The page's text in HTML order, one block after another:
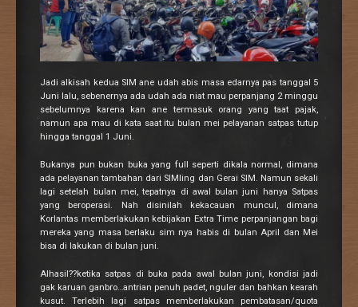
Jadi alkisah kedua SIM ane udah abis masa edarnya pas tanggal 5
Juni lalu, sebenernya ada udah ada niat mau perpanjang 2 minggu
sebelumnya karena kan ane termasuk orang yang taat pajak,
namun apa mau di kata saat itu bulan mei pelayanan satpas tutup
hingga tanggal 1 Juni.
Bukanya pun bukan buka yang full seperti dikala normal, dimana
ada pelayanan tambahan dari SIMling dan Gerai SIM. Namun sekali
lagi setelah bulan mei, tepatnya di awal bulan juni hanya Satpas
yang beroperasi. Nah disinilah kekacauan muncul, dimana
Korlantas memberlakukan kebijakan Extra Time perpanjangan bagi
mereka yang masa berlaku sim nya habis di bulan April dan Mei
bisa di lakukan di bulan juni.
Alhasil??ketika satpas di buka pada awal bulan juni, kondisi jadi
gak karuan ganbro…antrian penuh padet, nguler dan bahkan kearah
kusut. Terlebih lagi satpas memberlakukan pembatasan/quota